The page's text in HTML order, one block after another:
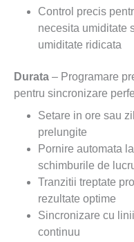
Control precis
necesita umiditate
umiditate ridicata
Durata – Programare
pentru sincronizare
Setare in ore sau
prelungite
Pornire automata
schimburile de
Tranzitii treptate
rezultate optime
Sincronizare cu
continuu